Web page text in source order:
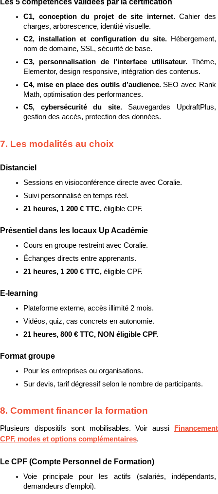
C1, conception du projet de site internet. Cahier des
charges, arborescence, identité visuelle.
C2, installation et configuration du site.
Hébergement,
nom de domaine, SSL, sécurité de base.
C3, personnalisation de l’interface utilisateur. Thème,
Elementor, design responsive, intégration des contenus.
C4, mise en place des outils d’audience. SEO avec Rank
Math, optimisation des performances.
C5, cybersécurité du site. Sauvegardes UpdraftPlus,
gestion des accès, protection des données.
7. Les modalités au choix
Distanciel
Sessions en visioconférence directe avec Coralie.
Suivi personnalisé en temps réel.
21 heures, 1 200 € TTC, éligible CPF.
Présentiel dans les locaux Up Académie
Cours en groupe restreint avec Coralie.
Échanges directs entre apprenants.
21 heures, 1 200 € TTC, éligible CPF.
E-learning
Plateforme externe, accès illimité 2 mois.
Vidéos, quiz, cas concrets en autonomie.
21 heures, 800 € TTC, NON éligible CPF.
Format groupe
Pour les entreprises ou organisations.
Sur devis, tarif dégressif selon le nombre de participants.
8. Comment financer la formation
Plusieurs dispositifs sont mobilisables. Voir aussi
Financement
CPF, modes et options complémentaires.
Le CPF (Compte Personnel de Formation)
Voie principale pour les actifs (salariés, indépendants,
demandeurs d’emploi).